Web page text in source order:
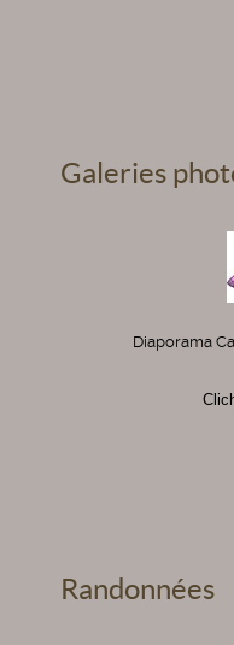
Galeries
Diaporama
Randonnées